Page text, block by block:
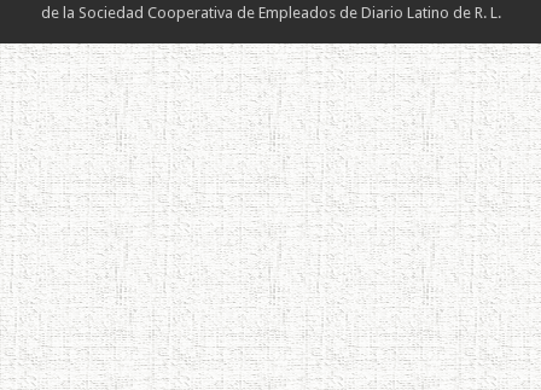
de la Sociedad Cooperativa de Empleados de Diario Latino de R. L.